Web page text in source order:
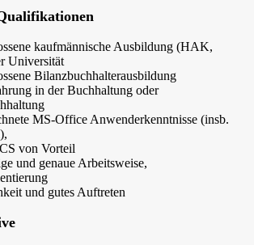
kaufmännische Ausbildung (HAK,
Universität
Bilanzbuchhalterausbildung
in der Buchhaltung oder
MS-Office Anwenderkenntnisse (insb.
von Vorteil
und genaue Arbeitsweise,
und gutes Auftreten